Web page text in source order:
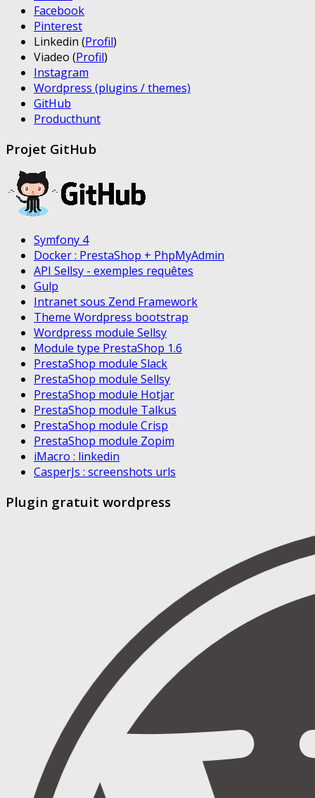
Facebook
Pinterest
Linkedin (Profil)
Viadeo (Profil)
Instagram
Wordpress (plugins / themes)
GitHub
Producthunt
Projet GitHub
Symfony 4
Docker : PrestaShop + PhpMyAdmin
API Sellsy - exemples requêtes
Gulp
Intranet sous Zend Framework
Theme Wordpress bootstrap
Wordpress module Sellsy
Module type PrestaShop 1.6
PrestaShop module Slack
PrestaShop module Sellsy
PrestaShop module Hotjar
PrestaShop module Talkus
PrestaShop module Crisp
PrestaShop module Zopim
iMacro : linkedin
CasperJs : screenshots urls
Plugin gratuit wordpress